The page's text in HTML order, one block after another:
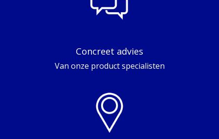
Concreet advies
Van onze product specialisten